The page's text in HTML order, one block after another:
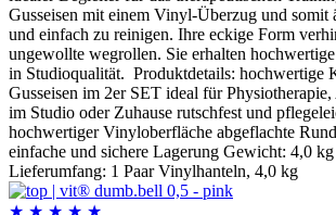
Gusseisen mit einem Vinyl-Überzug und somit
und einfach zu reinigen. Ihre eckige Form
ungewollte wegrollen. Sie erhalten
in Studioqualität. Produktdetails: hochwertige
Gusseisen im 2er SET ideal für
im Studio oder Zuhause rutschfest und
hochwertiger Vinyloberfläche abgeflachte
einfache und sichere Lagerung Gewicht: 4,0
Lieferumfang: 1 Paar Vinylhanteln, 4,0 kg
★ ★ ★ ★ ★